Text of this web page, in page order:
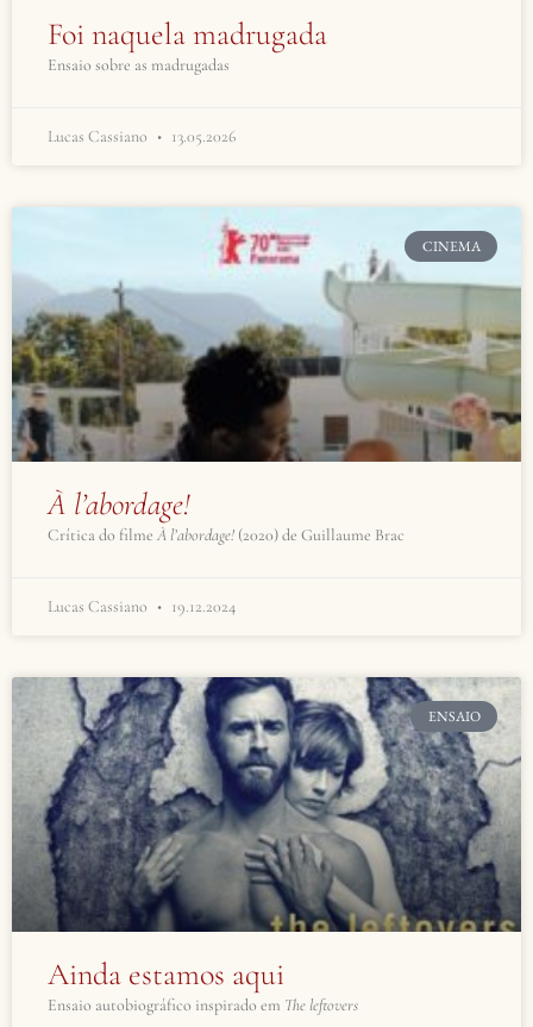
Foi naquela madrugada
Ensaio sobre as madrugadas
Lucas Cassiano 13.05.2026
CINEMA
À l’abordage!
Crítica do filme À l’abordage! (2020) de Guillaume Brac
Lucas Cassiano 19.12.2024
ENSAIO
Ainda estamos aqui
Ensaio autobiográfico inspirado em The leftovers